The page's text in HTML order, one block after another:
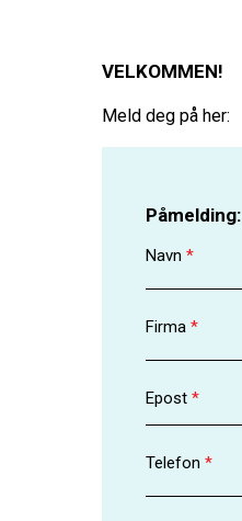
VELKOMMEN!
Meld deg på her:
Påmelding:
Navn *
Firma *
Epost *
Telefon *